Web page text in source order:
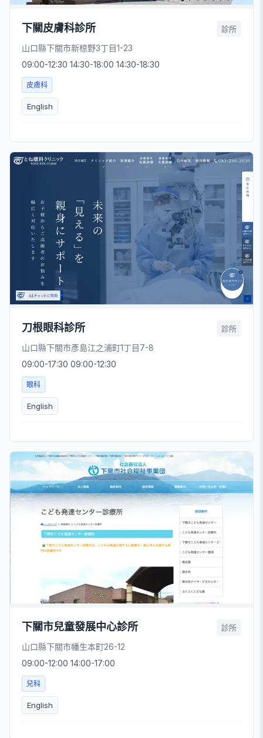
下關皮膚科診所 診所
山口縣下關市新椋野3丁目1-23
09:00-12:30 14:30-18:00 14:30-18:30
皮膚科
English
刀根眼科診所 診所
山口縣下關市彥島江之浦町1丁目7-8
09:00-17:30 09:00-12:30
眼科
English
下關市兒童發展中心診所 診所
山口縣下關市幡生本町26-12
09:00-12:00 14:00-17:00
兒科
English